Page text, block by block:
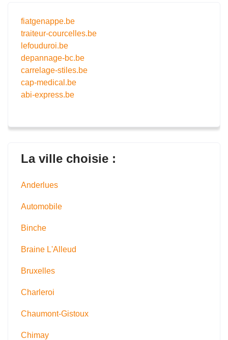
fiatgenappe.be
traiteur-courcelles.be
lefouduroi.be
depannage-bc.be
carrelage-stiles.be
cap-medical.be
abi-express.be
La ville choisie :
Anderlues
Automobile
Binche
Braine L'Alleud
Bruxelles
Charleroi
Chaumont-Gistoux
Chimay